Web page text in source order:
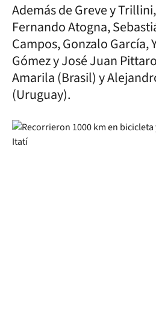
Además de Greve y
Fernando Atogna,
Campos, Gonzalo García,
Gómez y José Juan
Amarila (Brasil) y
(Uruguay).